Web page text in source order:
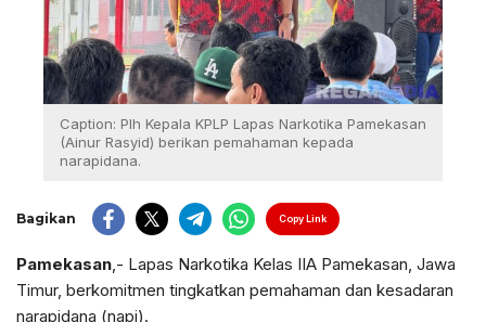
Caption: Plh Kepala KPLP Lapas Narkotika Pamekasan
(Ainur Rasyid) berikan pemahaman kepada
narapidana.
Bagikan Copy Link
Pamekasan ,- Lapas Narkotika Kelas IIA Pamekasan, Jawa
Timur, berkomitmen tingkatkan pemahaman dan kesadaran
narapidana (napi).